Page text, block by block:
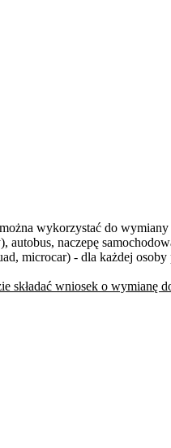
można wykorzystać do
naczepę
microcar) - dla każdej osoby
wniosek o wymianę